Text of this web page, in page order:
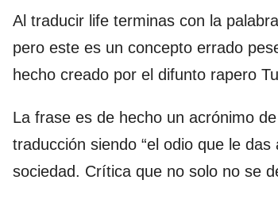
Al traducir life terminas con la palabra
pero este es un concepto errado
hecho creado por el difunto rapero
La frase es de hecho un acrónimo de
traducción siendo “el odio que le
sociedad. Crítica que no solo no se